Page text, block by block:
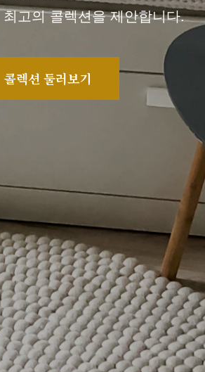
고의 콜렉션을 제안합니다.
콜렉션 둘러보기